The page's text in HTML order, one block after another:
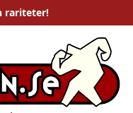
rariteter!